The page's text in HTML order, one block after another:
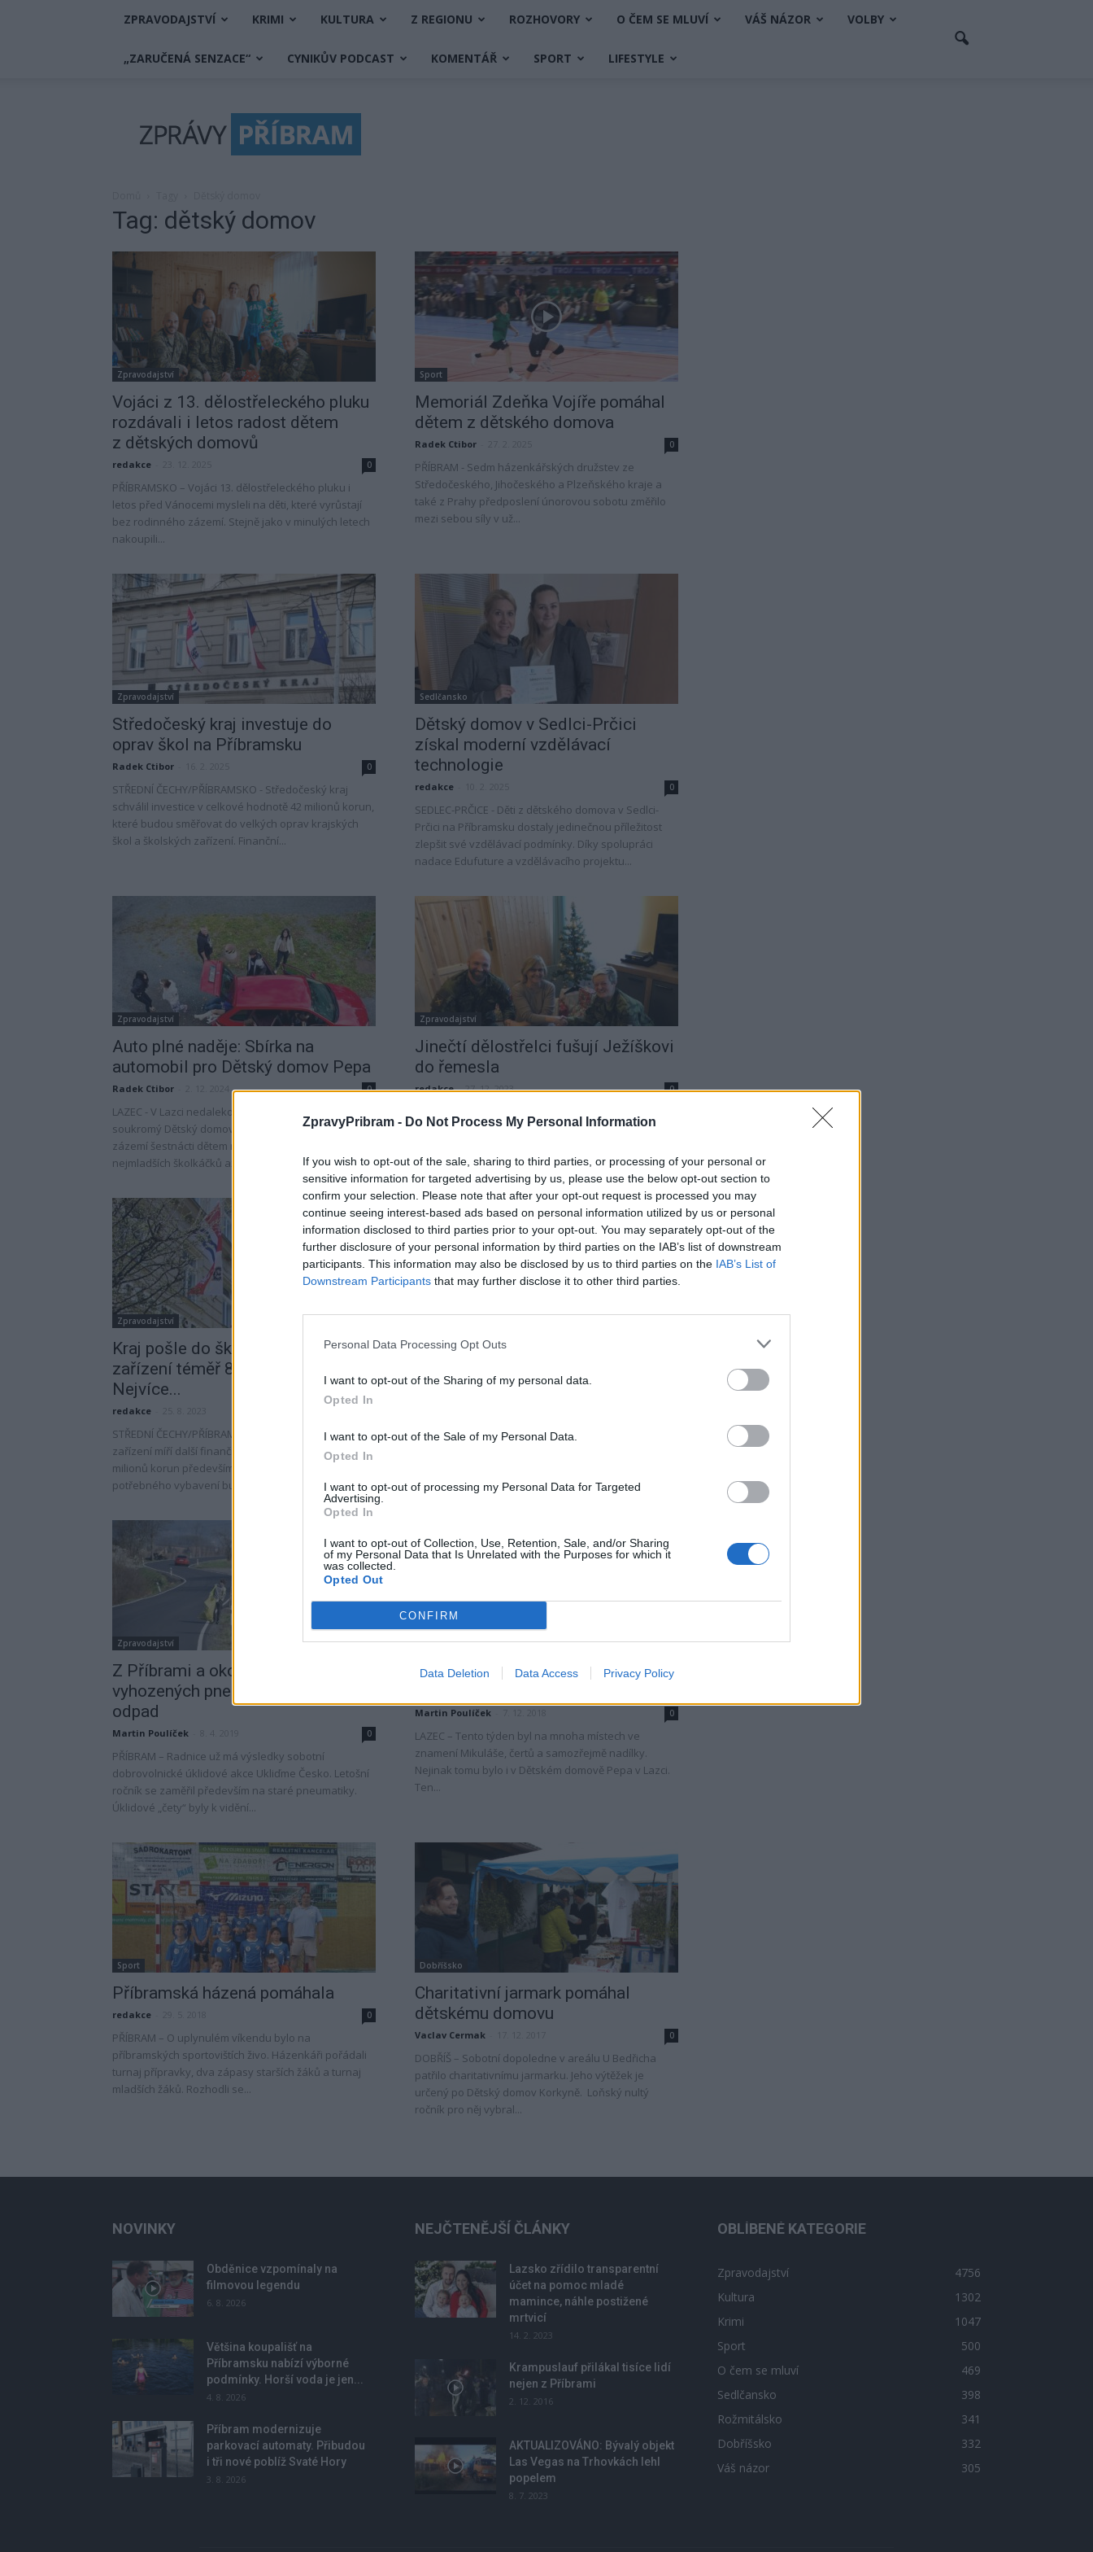
ZpravyPribram - Do Not Process My Personal Information
If you wish to opt-out of the sale, sharing to third parties, or processing of your personal or
sensitive information for targeted advertising by us, please use the below opt-out section to
confirm your selection. Please note that after your opt-out request is processed you may
continue seeing interest-based ads based on personal information utilized by us or personal
information disclosed to third parties prior to your opt-out. You may separately opt-out of the
further disclosure of your personal information by third parties on the IAB’s list of downstream
participants. This information may also be disclosed by us to third parties on the IAB’s List of
Downstream Participants that may further disclose it to other third parties.
Personal Data Processing Opt Outs
I want to opt-out of the Sharing of my personal data.
Opted In
I want to opt-out of the Sale of my Personal Data.
Opted In
I want to opt-out of processing my Personal Data for Targeted
Advertising.
Opted In
I want to opt-out of Collection, Use, Retention, Sale, and/or Sharing
of my Personal Data that Is Unrelated with the Purposes for which it
was collected.
Opted Out
CONFIRM
Data Deletion Data Access Privacy Policy
ZPRAVODAJSTVÍ KRIMI KULTURA Z REGIONU ROZHOVORY O ČEM SE MLUVÍ VÁŠ NÁZOR VOLBY
„ZARUČENÁ SENZACE“ CYNIKŮV PODCAST KOMENTÁŘ SPORT LIFESTYLE
Příbram
Tag: dětský domov
Zpravodajství
Vojáci z 13. dělostřeleckého pluku
rozdávali i letos radost dětem
z dětských domovů
redakce 0
PŘÍBRAMSKO – Vojáci 13. dělostřeleckého pluku i
letos před Vánocemi mysleli na děti, které vyrůstají
bez rodinného zázemí. Stejně jako v minulých letech
nakoupili...
Sport
Memoriál Zdeňka Vojíře pomáhal
dětem z dětského domova
Radek Ctibor 0
PŘÍBRAM - Sedm házenkářských družstev ze
Středočeského, Jihočeského a Plzeňského kraje a
také z Prahy předposlení únorovou sobotu změřilo
mezi sebou síly v už...
Zpravodajství
Středočeský kraj investuje do
oprav škol na Příbramsku
Radek Ctibor 0
STŘEDNÍ ČECHY/PŘÍBRAMSKO - Středočeský kraj
schválil investice v celkové hodnotě 42 milionů korun,
které budou směřovat do velkých oprav krajských
škol a školských zařízení. Finanční...
Sedlčansko
Dětský domov v Sedlci-Prčici
získal moderní vzdělávací
technologie
redakce 0
SEDLEC-PRČICE - Děti z dětského domova v Sedlci-
Prčici na Příbramsku dostaly jedinečnou příležitost
zlepšit své vzdělávací podmínky. Díky spolupráci
nadace Edufuture a vzdělávacího projektu...
Zpravodajství
Auto plné naděje: Sbírka na
automobil pro Dětský domov Pepa
Radek Ctibor 0
LAZEC - V Lazci nedaleko Příbrami se nachází
soukromý Dětský domov Pepa, který poskytuje
zázemí šestnácti dětem různého věku. Od
nejmladších školkáčků až po...
Zpravodajství
Jinečtí dělostřelci fušují Ježíškovi
do řemesla
redakce - 27. 12. 2023 0
trochu do řemesla Ježíškovi. Vojáci z 13.
Zpravodajství
Kraj pošle do škol a školských
zařízení téměř 8 milionů korun.
Nejvíce...
redakce
STŘEDNÍ ČECHY/PŘÍBRAMSKO - Do škol a školských
zařízení míří další finanční podpora. Necelých 8
milionů korun především na opravy a nákup
potřebného vybavení bude...
Hornické muzeum pozvalo děti
Mikuláše
PŘÍBRAM - Děti ze tří dětských domovů ze
Více ve...
Zpravodajství
Z Příbrami a okolí zmizelo 50
vyhozených pneumatik a další
odpad
Martin Poulíček 0
PŘÍBRAM – Radnice už má výsledky sobotní
dobrovolnické úklidové akce Ukliďme Česko. Letošní
ročník se zaměřil především na staré pneumatiky.
Úklidové „čety“ byly k vidění...
Zpravodajství
Spolek Radost příbramáčkům
Martin Poulíček 0
LAZEC – Tento týden byl na mnoha místech ve
znamení Mikuláše, čertů a samozřejmě nadílky.
Nejinak tomu bylo i v Dětském domově Pepa v Lazci.
Ten...
Sport
Příbramská házená pomáhala
redakce 0
PŘÍBRAM – O uplynulém víkendu bylo na
příbramských sportovištích živo. Házenkáři pořádali
turnaj přípravky, dva zápasy starších žáků a turnaj
mladších žáků. Rozhodli se...
Dobříšsko
Charitativní jarmark pomáhal
dětskému domovu
Vaclav Cermak 0
DOBŘÍŠ – Sobotní dopoledne v areálu U Bedřicha
patřilo charitativnímu jarmarku. Jeho výtěžek je
určený po Dětský domov Korkyně. Loňský nultý
ročník pro něj vybral...
NOVINKY
Obděnice vzpomínaly na
filmovou legendu
6. 8. 2026
Většina koupališť na
Příbramsku nabízí výborné
podmínky. Horší voda je jen...
4. 8. 2026
Příbram modernizuje
parkovací automaty. Přibudou
i tři nové poblíž Svaté Hory
3. 8. 2026
NEJČTENĚJŠÍ ČLÁNKY
Lazsko zřídilo transparentní
účet na pomoc mladé
mamince, náhle postižené
mrtvicí
14. 2. 2023
Krampuslauf přilákal tisíce lidí
nejen z Příbrami
2. 12. 2016
AKTUALIZOVÁNO: Bývalý objekt
Las Vegas na Trhovkách lehl
popelem
8. 7. 2023
OBLÍBENÉ KATEGORIE
Zpravodajství
4756
Kultura
1302
Krimi
1047
Sport
500
O čem se mluví
469
Sedlčansko
398
Rožmitálsko
341
Dobříšsko
332
Váš názor
305